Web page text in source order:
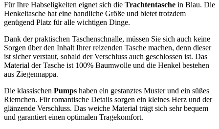
Für Ihre Habseligkeiten eignet sich die Trachtentasche in Blau. Die
Henkeltasche hat eine handliche Größe und bietet trotzdem
genügend Platz für alle wichtigen Dinge.
Dank der praktischen Taschenschnalle, müssen Sie sich auch keine
Sorgen über den Inhalt Ihrer reizenden Tasche machen, denn dieser
ist sicher verstaut, sobald der Verschluss auch geschlossen ist. Das
Material der Tasche ist 100% Baumwolle und die Henkel bestehen
aus Ziegennappa.
Die klassischen Pumps haben ein gestanztes Muster und ein süßes
Riemchen. Für romantische Details sorgen ein kleines Herz und der
glänzende Verschluss. Das weiche Material trägt sich sehr bequem
und garantiert einen optimalen Tragekomfort.